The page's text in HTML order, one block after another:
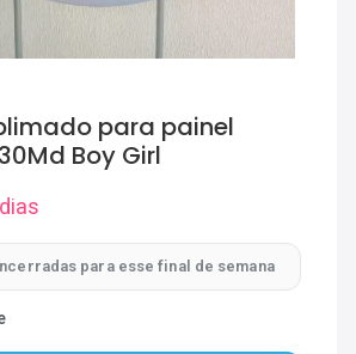
para painel
Boy Girl
para esse final de semana